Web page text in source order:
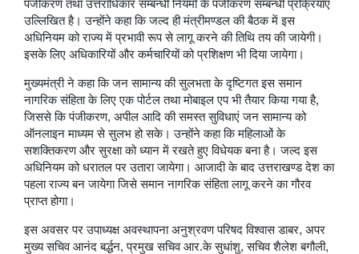
पंजीकरण तथा उत्तराधिकार सम्बन्धी नियमों के पंजीकरण सम्बन्धी प्रक्रियाएं
उल्लिखित है। उन्होंने कहा कि जल्द ही मंत्रीमण्डल की बैठक में इस
अधिनियम को राज्य में प्रभावी रूप से लागू करने की तिथि तय की जायेगी।
इसके लिए अधिकारियों और कर्मचारियों को प्रशिक्षण भी दिया जायेगा।
मुख्यमंत्री ने कहा कि जन सामान्य की सुलभता के दृष्टिगत इस समान
नागरिक संहिता के लिए एक पोर्टल तथा मोबाइल एप भी तैयार किया गया है,
जिससे कि पंजीकरण, अपील आदि की समस्त सुविधाएं जन सामान्य को
ऑनलाइन माध्यम से सुलभ हो सके। उन्होंने कहा कि महिलाओं के
सशक्तिकरण और सुरक्षा को ध्यान में रखते हुए विधेयक बना है। जल्द इस
अधिनियम को धरातल पर उतारा जायेगा। आजादी के बाद उत्तराखण्ड देश का
पहला राज्य बन जायेगा जिसे समान नागरिक संहिता लागू करने का गौरव
प्राप्त होगा।
इस अवसर पर उपाध्यक्ष अवस्थापना अनुश्रवण परिषद विश्वास डाबर, अपर
मुख्य सचिव आनंद बर्द्धन, प्रमुख सचिव आर.के सुधांशु, सचिव शैलेश बगौली,